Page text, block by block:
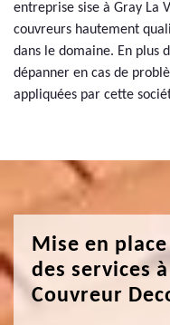
entreprise sise à Gray La
couvreurs hautement
dans le domaine. En plus
dépanner en cas de
appliquées par cette
Mise en
des services
Couvreur